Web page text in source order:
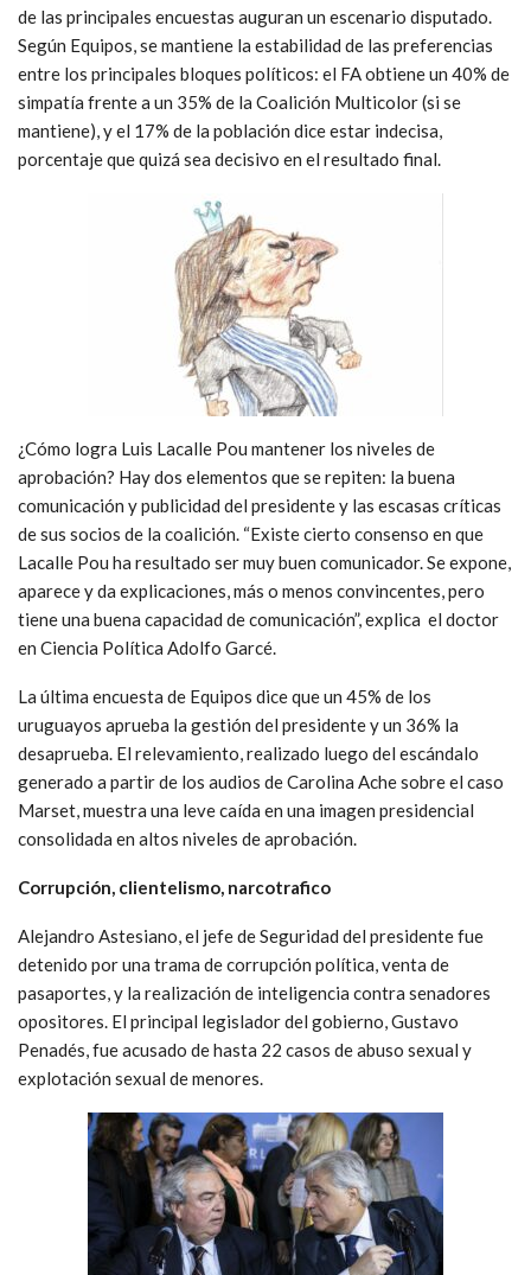
de las principales encuestas auguran un escenario disputado.
Según Equipos, se mantiene la estabilidad de las preferencias
entre los principales bloques políticos: el FA obtiene un 40% de
simpatía frente a un 35% de la Coalición Multicolor (si se
mantiene), y el 17% de la población dice estar indecisa,
porcentaje que quizá sea decisivo en el resultado final.
¿Cómo logra Luis Lacalle Pou mantener los niveles de
aprobación? Hay dos elementos que se repiten: la buena
comunicación y publicidad del presidente y las escasas críticas
de sus socios de la coalición. “Existe cierto consenso en que
Lacalle Pou ha resultado ser muy buen comunicador. Se expone,
aparece y da explicaciones, más o menos convincentes, pero
tiene una buena capacidad de comunicación”, explica el doctor
en Ciencia Política Adolfo Garcé.
La última encuesta de Equipos dice que un 45% de los
uruguayos aprueba la gestión del presidente y un 36% la
desaprueba. El relevamiento, realizado luego del escándalo
generado a partir de los audios de Carolina Ache sobre el caso
Marset, muestra una leve caída en una imagen presidencial
consolidada en altos niveles de aprobación.
Corrupción, clientelismo, narcotrafico
Alejandro Astesiano, el jefe de Seguridad del presidente fue
detenido por una trama de corrupción política, venta de
pasaportes, y la realización de inteligencia contra senadores
opositores. El principal legislador del gobierno, Gustavo
Penadés, fue acusado de hasta 22 casos de abuso sexual y
explotación sexual de menores.